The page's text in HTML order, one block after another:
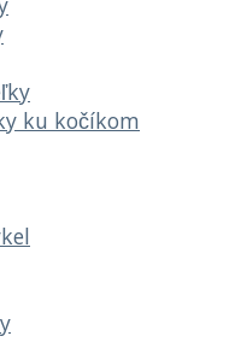
ku kočíkom